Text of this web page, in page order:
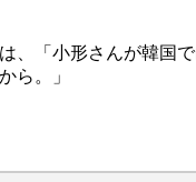
、「小形さんが韓国
ら。」